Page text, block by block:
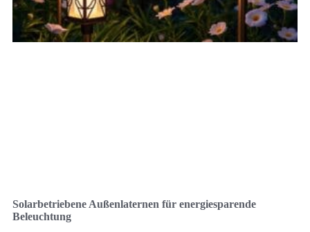
Solarbetriebene Außenlaternen für energiesparende
Beleuchtung